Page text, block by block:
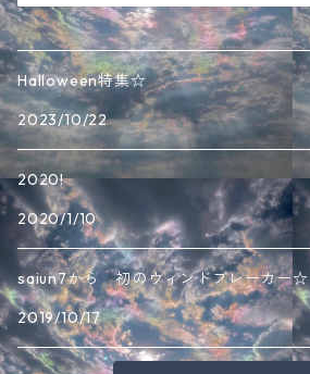
Halloween特集☆
2023/10/22
2020!
2020/1/10
saiun7から 初のウィンドブレーカー☆
2019/10/17